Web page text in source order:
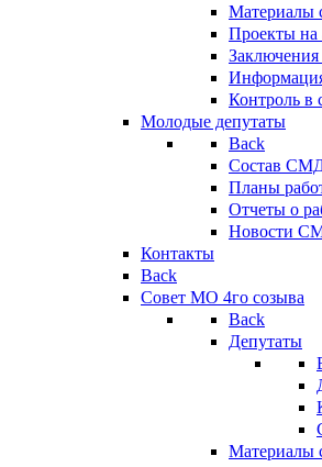
Материалы
Проекты на
Заключения
Контроль в
Молодые депутаты
Back
Состав
Планы
Отчеты о
Новости
Контакты
Back
Совет МО 4го созыва
Back
Депутаты
Материалы